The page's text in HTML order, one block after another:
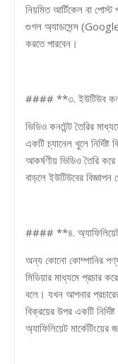
নিয়মিত আর্টিকেল বা
গুগল অ্যাডসেন্স
করতে পারবেন।
#### **৩. ইউটিউব
ভিডিও কনটেন্ট তৈরির
একটি চ্যানেল খুলে
আকর্ষণীয় ভিডিও তৈরি
বাড়লে ইউটিউবের
#### **৪. অ্যাফিলিয়েট
অন্য কোনো কোম্পানির
মিডিয়ার মাধ্যমে প্রচার
বলে। যখন আপনার
বিক্রয়ের উপর একটি
অ্যাফিলিয়েট